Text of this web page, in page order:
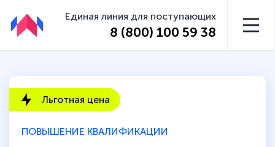
Единая линия для поступающих
8 (800) 100 59 38
ПОВЫШЕНИЕ КВАЛИФИКАЦИИ
Льготная цена